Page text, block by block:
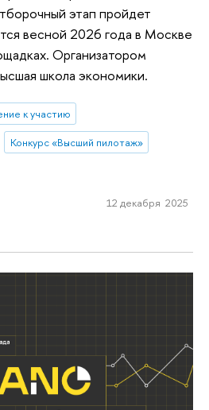
этап пройдет
весной 2026 года в Москве
Организатором
школа экономики.
к участию
Конкурс «Высший пилотаж»
12 декабря 2025